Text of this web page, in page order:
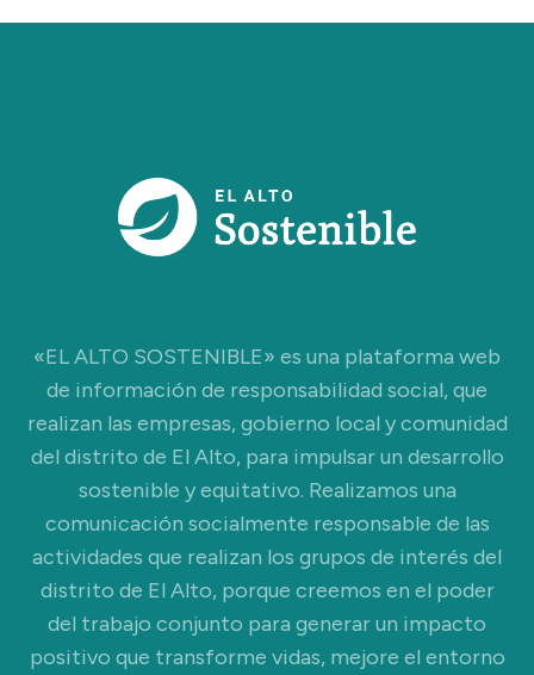
«EL ALTO SOSTENIBLE» es una plataforma web
de información de responsabilidad social, que
realizan las empresas, gobierno local y comunidad
del distrito de El Alto, para impulsar un desarrollo
sostenible y equitativo. Realizamos una
comunicación socialmente responsable de las
actividades que realizan los grupos de interés del
distrito de El Alto, porque creemos en el poder
del trabajo conjunto para generar un impacto
positivo que transforme vidas, mejore el entorno